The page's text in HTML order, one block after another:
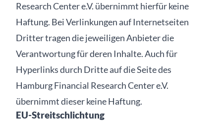
Research Center e.V. übernimmt hierfür keine
Haftung. Bei Verlinkungen auf Internetseiten
Dritter tragen die jeweiligen Anbieter die
Verantwortung für deren Inhalte. Auch für
Hyperlinks durch Dritte auf die Seite des
Hamburg Financial Research Center e.V.
übernimmt dieser keine Haftung.
EU-Streitschlichtung